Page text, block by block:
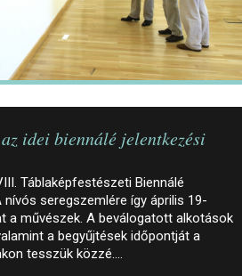
idei biennálé jelentkezési
Táblaképfestészeti Biennálé
seregszemlére így április 19-
a művészek. A beválogatott alkotások
a begyűjtések időpontját a
tesszük közzé.…